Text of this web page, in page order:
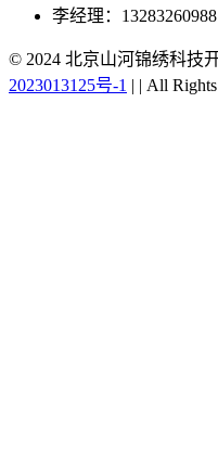
李经理：13283260988
© 2024 北京山河锦绣科技
2023013125号-1 | | All Rights